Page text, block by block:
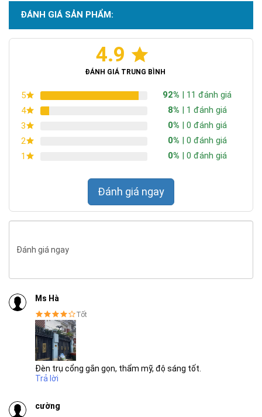
Việc đèn đĩa bay UFO sử dụng chip Led còn một lý do nữa là
giúp đèn gia tăng độ bền lên trung bình 50.000 giờ sử dụng.
điện, không cần phải đi dây điện, thiết kế nguồn điện mới, tiết
Chứng nhận ISO 9001:2015
SẢN PHẨM CHẤT LƯỢNG - DỊCH VỤ TIN DÙNG LẦN VII - 2020
ĐÁNH GIÁ SẢN PHẨM:
4.9
ĐÁNH GIÁ TRUNG BÌNH
5 92% | 11 đánh giá
4
8% | 1 đánh giá
3
0% | 0 đánh giá
2
0% | 0 đánh giá
1
0% | 0 đánh giá
Đánh giá ngay
Đánh giá ngay
Ms Hà
Tốt
Đèn trụ cổng gắn gọn, thẩm mỹ, độ sáng tốt.
Trả lời
cường